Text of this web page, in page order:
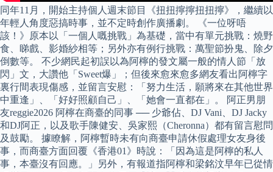
同年11月，開始主持個人週末節目《扭扭擰擰扭扭擰》，繼續以
年輕人角度惡搞時事，並不定時創作廣播劇。 《一位呀唔
該！》原本以「一個人嘅挑戰」為基礎，當中有單元挑戰：燒野
食、睇戲、影婚紗相等；另外亦有例行挑戰：萬聖節扮鬼、除夕
倒數等。 不少網民起初誤以為阿檸的發文屬一般的情人節「放
閃」文，大讚他「Sweet爆」；但後來愈來愈多網友看出阿檸字
裏行間表現傷感，並留言安慰：「努力生活，願將來在其他世界
中重逢」、「好好照顧自己」、「她會一直都在」。 阿正男朋
友reggie2026 阿檸在商臺的同事 ── 少爺佔、DJ Vani、DJ Jacky
和DJ阿正，以及歌手陳健安、吳家熙（Cheronna）都有留言慰問
及鼓勵。 據瞭解，阿檸暫時未有向商臺申請休假處理女友身後
事，而商臺方面回覆《香港01》時說：「因為這是阿檸的私人
事，本臺沒有回應。」另外，有報道指阿檸和梁銘汶早年已從情